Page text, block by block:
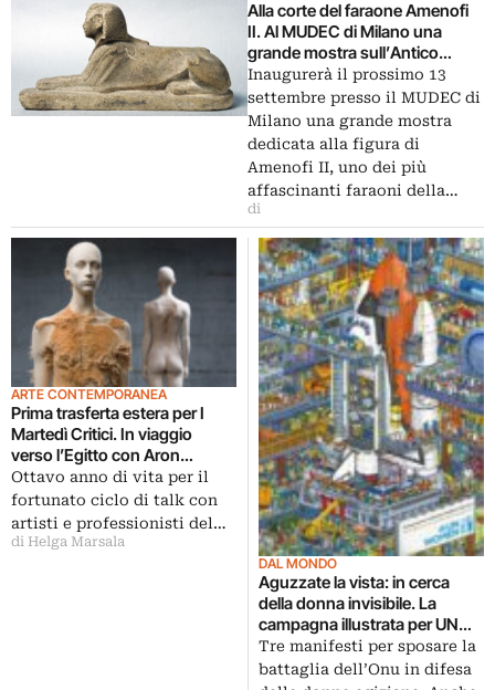
Alla corte del faraone Amenofi
II. Al MUDEC di Milano una
grande mostra sull’Antico
Egitto
Inaugurerà il prossimo 13
settembre presso il MUDEC di
Milano una grande mostra
dedicata alla figura di
Amenofi II, uno dei più
affascinanti faraoni della…
di
ARTE CONTEMPORANEA
Prima trasferta estera per I
Martedì Critici. In viaggio
verso l’Egitto con Aron
Demetz
Ottavo anno di vita per il
fortunato ciclo di talk con
artisti e professionisti del…
di Helga Marsala
DAL MONDO
Aguzzate la vista: in cerca
della donna invisibile. La
campagna illustrata per UN
Women Egypt
Tre manifesti per sposare la
battaglia dell’Onu in difesa